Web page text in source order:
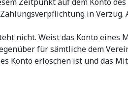
in
nicht. Weist das Konto
für sämtliche dem
Konto erloschen ist und das